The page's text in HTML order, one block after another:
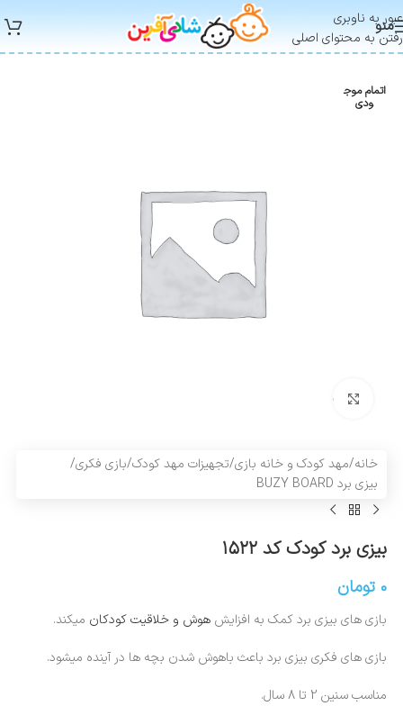
عبور به ناوبری
رفتن به محتوای اصلی
منو
اتمام موج
ودی
بزرگنمایی تصویر
خانه/مهد کودک و خانه بازی/تجهیزات مهد کودک/بازی فکری/
بیزی برد BUZY BOARD
بیزی برد کودک کد ۱۵۲۲
۰ تومان
بازی های بیزی برد کمک به افزایش هوش و خلاقیت کودکان میکند.
بازی های فکری بیزی برد باعث باهوش شدن بچه ها در آینده میشود.
مناسب سنین 2 تا 8 سال.